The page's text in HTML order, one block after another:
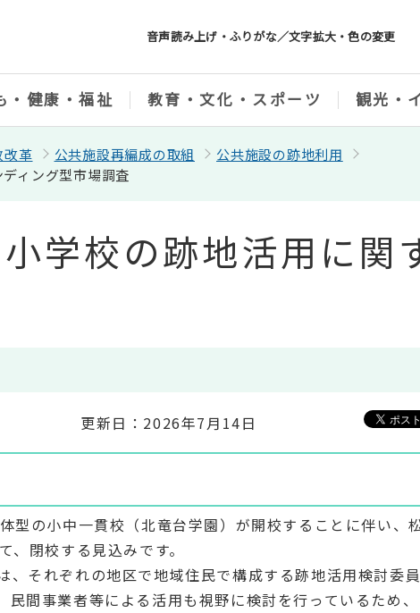
音声読み上げ・ふりがな／文字拡大・色の変更
・健康・福祉 教育・文化・スポーツ 観光・
改革 公共施設再編成の取組
公共施設の跡地利用
ィング型市場調査
学校の跡地活用に関
更新日：2026年7月14日
型の小中一貫校（北竜台学園）が開校することに伴い、
閉校する見込みです。
それぞれの地区で地域住民で構成する跡地活用検討委員
間事業者等による活用も視野に検討を行っているため、